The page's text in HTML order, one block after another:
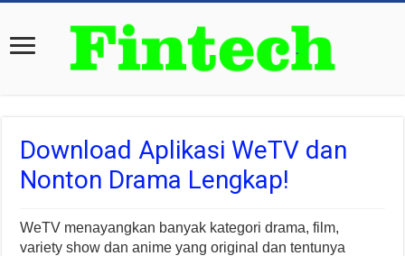
Download Aplikasi WeTV dan
Nonton Drama Lengkap!
WeTV menayangkan banyak kategori drama, film,
variety show dan anime yang original dan tentunya